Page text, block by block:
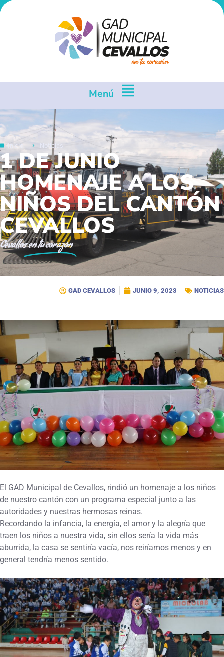
Menú
Inicio Noticias
1 DE JUNIO
HOMENAJE A LOS
NIÑOS DEL CANTÓN
CEVALLOS
Cevallosen tu corazón
GAD CEVALLOS JUNIO 9, 2023 NOTICIAS
El GAD Municipal de Cevallos, rindió un homenaje a los niños
de nuestro cantón con un programa especial junto a las
autoridades y nuestras hermosas reinas.
Recordando la infancia, la energía, el amor y la alegría que
traen los niños a nuestra vida, sin ellos sería la vida más
aburrida, la casa se sentiría vacía, nos reiríamos menos y en
general tendría menos sentido.